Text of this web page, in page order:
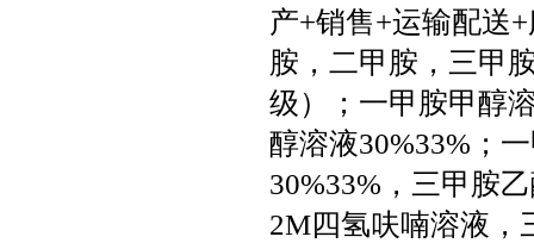
产+销售+运输配送
胺，二甲胺，三甲
级）；一甲胺甲醇
醇溶液30%33%；
30%33%，三甲胺
2M四氢呋喃溶液，